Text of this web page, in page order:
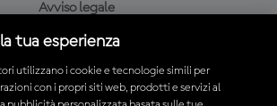
Avviso legale
Condizioni di acquisto
tua esperienza
utilizzano i cookie e tecnologie simili per
con i propri siti web, prodotti e servizi al